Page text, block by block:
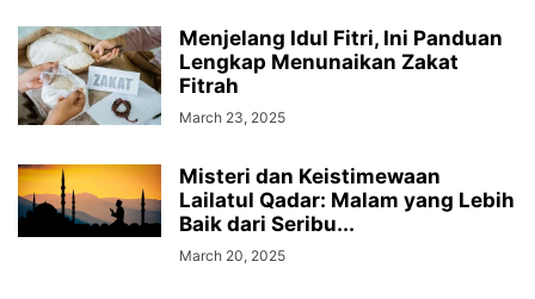
Menjelang Idul Fitri, Ini Panduan
Lengkap Menunaikan Zakat
Fitrah
March 23, 2025
Misteri dan Keistimewaan
Lailatul Qadar: Malam yang Lebih
Baik dari Seribu...
March 20, 2025